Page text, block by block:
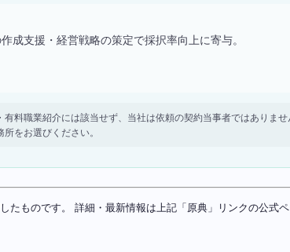
成支援・経営戦略の策定で採択率向上に寄与。
料職業紹介には該当せず、当社は依頼の契約当事者ではありま
をお選びください。
ものです。 詳細・最新情報は上記「原典」リンクの公式